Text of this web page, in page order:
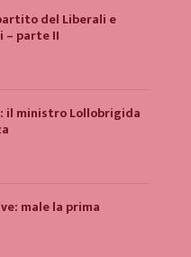
del Liberali e
parte II
il ministro Lollobrigida
male la prima